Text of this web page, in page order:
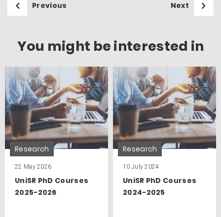
Previous Next
You might be interested in
Research
22 May 2026
UniSR PhD Courses
2025-2026
Research
10 July 2024
UniSR PhD Courses
2024-2025